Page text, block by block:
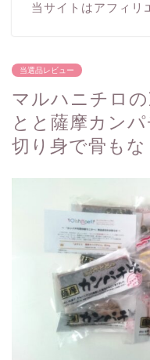
当サイトはアフィリ
当選品レビュー
マルハニチロ
とと薩摩カン
切り身で骨も